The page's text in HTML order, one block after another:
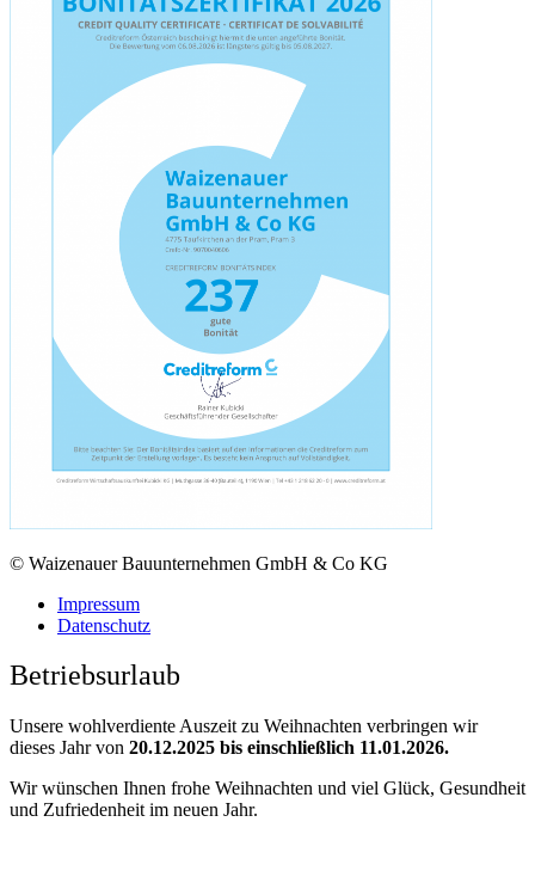
© Waizenauer Bauunternehmen GmbH & Co KG
Impressum
Datenschutz
Betriebsurlaub
Unsere wohlverdiente Auszeit zu Weihnachten verbringen wir
dieses Jahr von 20.12.2025 bis einschließlich 11.01.2026.
Wir wünschen Ihnen frohe Weihnachten und viel Glück, Gesundheit
und Zufriedenheit im neuen Jahr.